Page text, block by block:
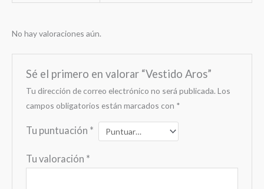
No hay valoraciones aún.
Sé el primero en valorar “Vestido Aros”
Tu dirección de correo electrónico no será publicada. Los
campos obligatorios están marcados con *
Tu puntuación *
Tu valoración *